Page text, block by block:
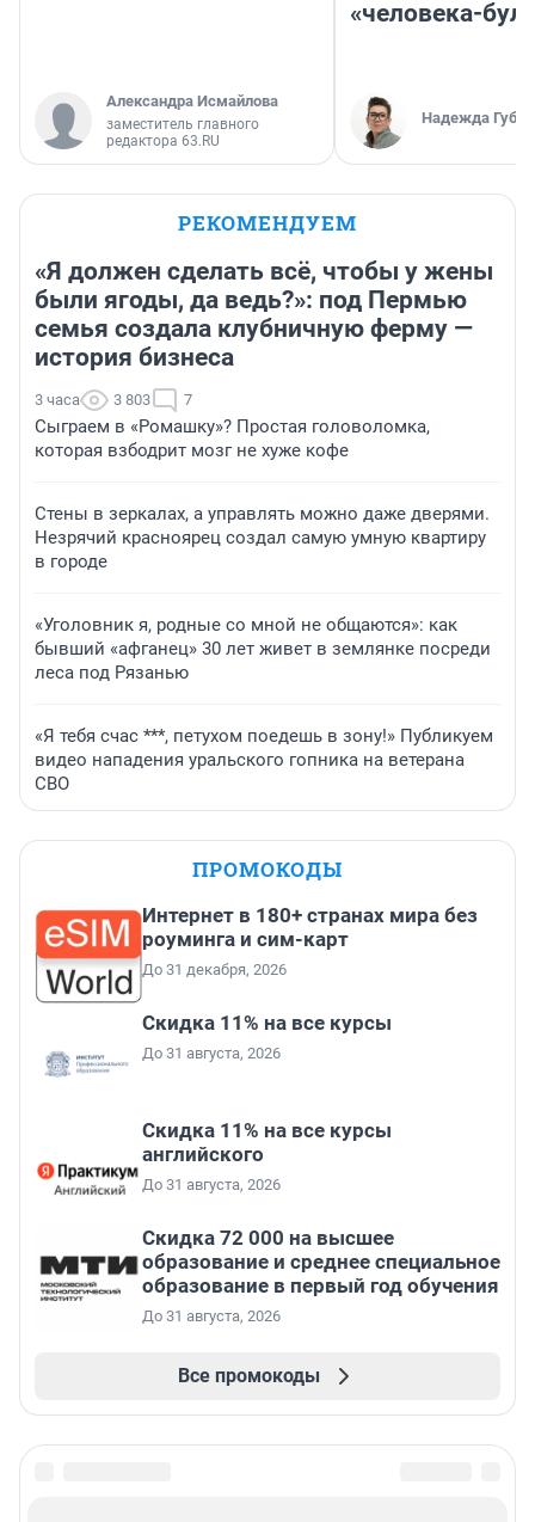
Александра Исмайлова
заместитель главного
редактора 63.RU
«человека-
Надежда
РЕКОМЕНДУЕМ
«Я должен сделать всё, чтобы у жены
были ягоды, да ведь?»: под Пермью
семья создала клубничную ферму —
история бизнеса
3 часа 3 803 7
Сыграем в «Ромашку»? Простая головоломка,
которая взбодрит мозг не хуже кофе
Стены в зеркалах, а управлять можно даже дверями.
Незрячий красноярец создал самую умную квартиру
в городе
«Уголовник я, родные со мной не общаются»: как
бывший «афганец» 30 лет живет в землянке посреди
леса под Рязанью
«Я тебя счас ***, петухом поедешь в зону!» Публикуем
видео нападения уральского гопника на ветерана
СВО
ПРОМОКОДЫ
Интернет в 180+ странах мира без
роуминга и сим-карт
До 31 декабря, 2026
Скидка 11% на все курсы
До 31 августа, 2026
Скидка 11% на все курсы
английского
До 31 августа, 2026
Скидка 72 000 на высшее
образование и среднее специальное
образование в первый год обучения
До 31 августа, 2026
Все промокоды